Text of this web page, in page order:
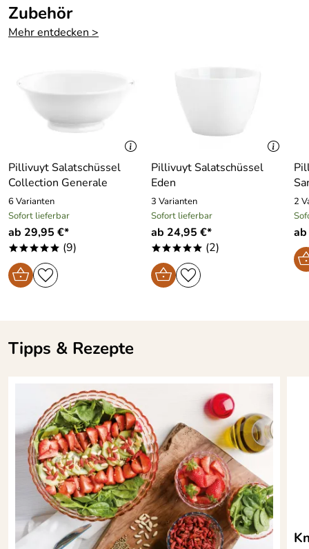
Zubehör
Mehr entdecken >
Pillivuyt Salatschüssel
Collection Generale
6 Varianten
Sofort lieferbar
ab 29,95 €*
***** (9)
Pillivuyt Salatschüssel
Eden
3 Varianten
Sofort lieferbar
ab 24,95 €*
***** (2)
2
Tipps & Rezepte